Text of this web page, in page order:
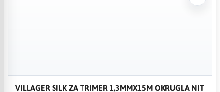
VILLAGER SILK ZA TRIMER 1,3MMX15M OKRUGLA NIT